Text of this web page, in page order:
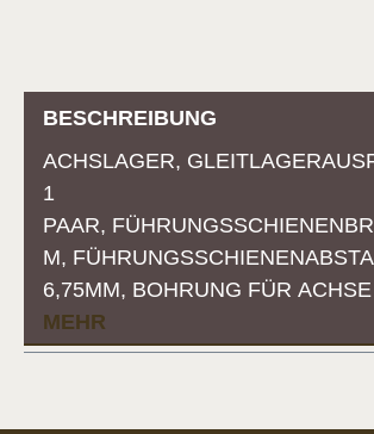
BESCHREIBUNG
ACHSLAGER,
1
PAAR,
M,
6,75MM, BOHRUNG FÜR
MEHR